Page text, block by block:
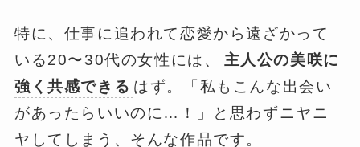
特に、仕事に追われて恋愛から遠ざかって
いる20〜30代の女性には、
主人公の美咲に
強く共感できる はず。「私もこんな出会い
があったらいいのに…！」と思わずニヤニ
ヤしてしまう、そんな作品です。